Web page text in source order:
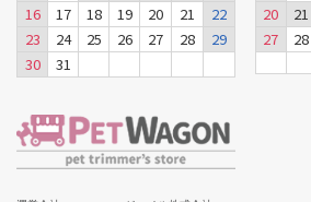
16
17 18 19 20 21
22
23
24 25 26 27 28
29
30
31
20
21
27
28